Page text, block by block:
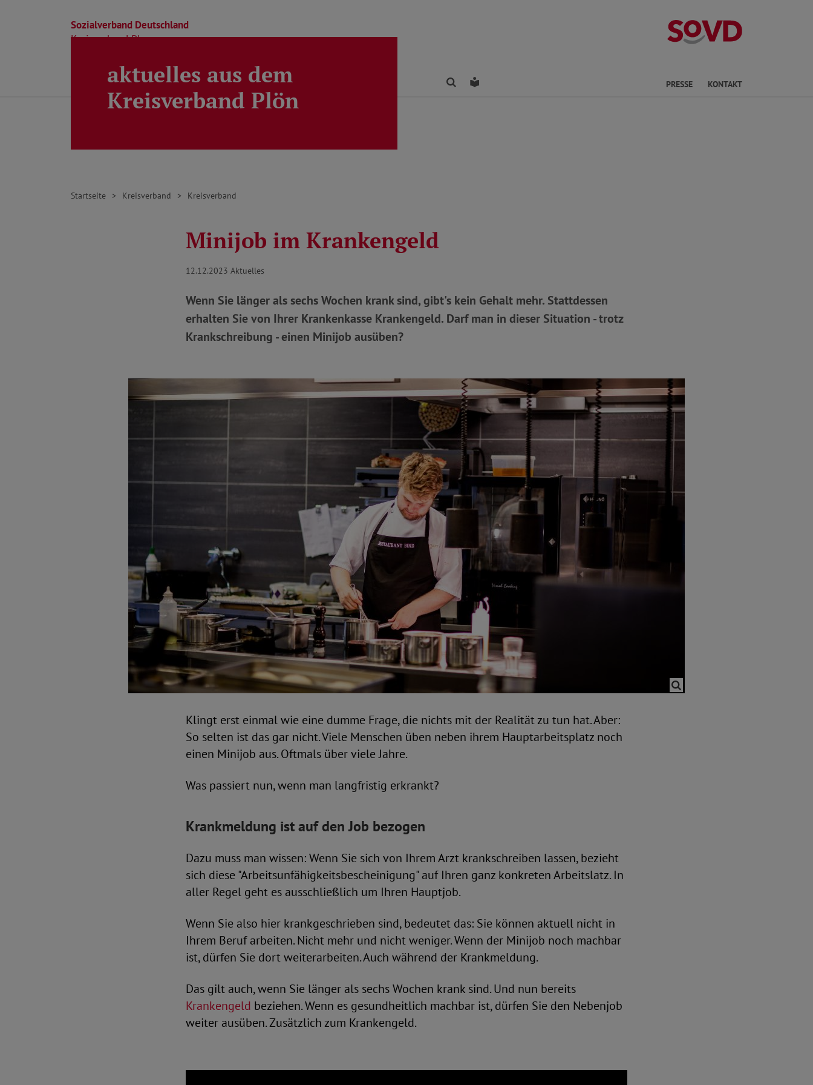
Sozialverband Deutschland
Kreisverband Ploen
Kreisverband
Direkt zu den Inhalten springen
Beratung Ortsverbände Kreisverband FindenLeichte Sprache PRESSE KONTAKT
aktuelles aus dem
Kreisverband Plön
Startseite Kreisverband Kreisverband
Minijob im Krankengeld
12.12.2023 Aktuelles
Wenn Sie länger als sechs Wochen krank sind, gibt's kein Gehalt mehr. Stattdessen
erhalten Sie von Ihrer Krankenkasse Krankengeld. Darf man in dieser Situation - trotz
Krankschreibung - einen Minijob ausüben?
Klingt erst einmal wie eine dumme Frage, die nichts mit der Realität zu tun hat. Aber:
So selten ist das gar nicht. Viele Menschen üben neben ihrem Hauptarbeitsplatz noch
einen Minijob aus. Oftmals über viele Jahre.
Was passiert nun, wenn man langfristig erkrankt?
Krankmeldung ist auf den Job bezogen
Dazu muss man wissen: Wenn Sie sich von Ihrem Arzt krankschreiben lassen, bezieht
sich diese "Arbeitsunfähigkeitsbescheinigung" auf Ihren ganz konkreten Arbeitslatz. In
aller Regel geht es ausschließlich um Ihren Hauptjob.
Wenn Sie also hier krankgeschrieben sind, bedeutet das: Sie können aktuell nicht in
Ihrem Beruf arbeiten. Nicht mehr und nicht weniger. Wenn der Minijob noch machbar
ist, dürfen Sie dort weiterarbeiten. Auch während der Krankmeldung.
Das gilt auch, wenn Sie länger als sechs Wochen krank sind. Und nun bereits
Krankengeld beziehen. Wenn es gesundheitlich machbar ist, dürfen Sie den Nebenjob
weiter ausüben. Zusätzlich zum Krankengeld.